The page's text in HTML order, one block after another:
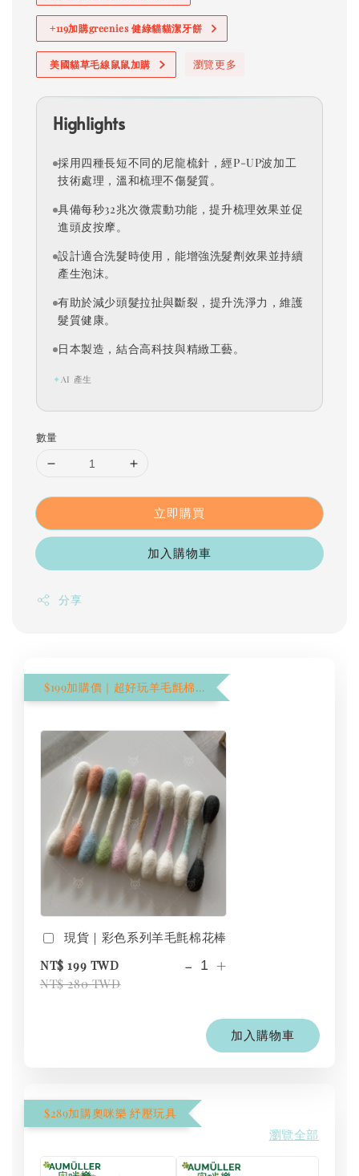
+119加購greenies 健綠貓貓潔牙餅
美國貓草毛線鼠鼠加購 瀏覽更多
Highlights
採用四種長短不同的尼龍梳針，經P-UP波加工
技術處理，溫和梳理不傷髮質。
具備每秒32兆次微震動功能，提升梳理效果並促
進頭皮按摩。
設計適合洗髮時使用，能增強洗髮劑效果並持續
產生泡沫。
有助於減少頭髮拉扯與斷裂，提升洗淨力，維護
髮質健康。
日本製造，結合高科技與精緻工藝。
✦ AI 產生
數量
立即購買
加入購物車
分享
$199加購價｜超好玩羊毛氈棉花棒
現貨｜彩色系列羊毛氈棉花棒
NT$ 199 TWD
NT$ 280 TWD
- +
加入購物車
$289加購奧咪樂 紓壓玩具
瀏覽全部